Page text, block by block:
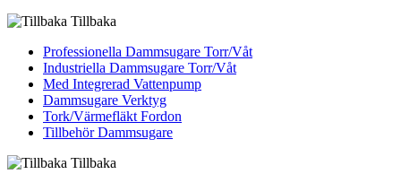
Tillbaka
Professionella Dammsugare Torr/Våt
Industriella Dammsugare Torr/Våt
Med Integrerad Vattenpump
Dammsugare Verktyg
Tork/Värmefläkt Fordon
Tillbehör Dammsugare
Tillbaka